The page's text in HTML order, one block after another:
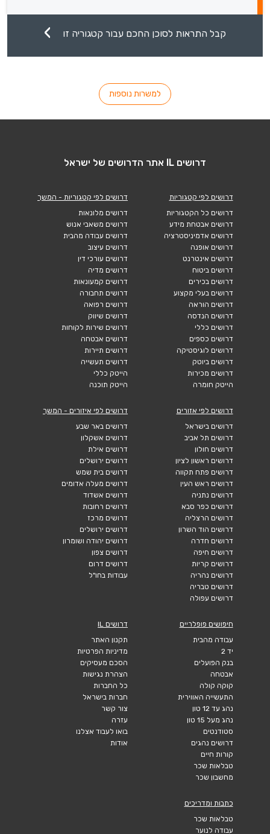
קבל התראות לסוכן החכם עבור קטגוריה זו
למשרות נוספות
דרושים IL אתר הדרושים של ישראל
דרושים לפי קטגוריות
דרושים כל הקטגוריות
דרושים אבטחת מידע
דרושים אדמיניסטרציה
דרושים אופנה
דרושים אינטרנט
דרושים ביטוח
דרושים בכירים
דרושים בעלי מקצוע
דרושים הוראה
דרושים הנדסה
דרושים כללי
דרושים כספים
דרושים לוגיסטיקה
דרושים ביוטק
דרושים מכירות
הייטק חומרה
דרושים לפי קטגוריות - המשך
דרושים מלונאות
דרושים משאבי אנוש
דרושים עבודה מהבית
דרושים עיצוב
דרושים עורכי דין
דרושים מדיה
דרושים קמעונאות
דרושים תחבורה
דרושים רפואה
דרושים שיווק
דרושים שירות לקוחות
דרושים אבטחה
דרושים תיירות
דרושים תעשייה
הייטק כללי
הייטק תוכנה
דרושים לפי אזורים
דרושים בישראל
דרושים תל אביב
דרושים חולון
דרושים ראשון לציון
דרושים פתח תקווה
דרושים ראש העין
דרושים נתניה
דרושים כפר סבא
דרושים הרצליה
דרושים הוד השרון
דרושים חדרה
דרושים חיפה
דרושים קריות
דרושים נהריה
דרושים טבריה
דרושים עפולה
דרושים לפי איזורים - המשך
דרושים באר שבע
דרושים אשקלון
דרושים אילת
דרושים ירושלים
דרושים בית שמש
דרושים מעלה אדומים
דרושים אשדוד
דרושים רחובות
דרושים מרכז
דרושים ירושלים
דרושים יהודה ושומרון
דרושים צפון
דרושים דרום
עבודות בחו"ל
חיפושים פופלריים
עבודה מהבית
יד 2
בנק הפועלים
אבטחה
קוקה קולה
התעשייה האווירית
נהג עד 12 טון
נהג מעל 15 טון
סטודנטים
דרושים נהגים
קורות חיים
טבלאות שכר
מחשבון שכר
דרושים IL
תקנון האתר
מדיניות הפרטיות
הסכם מעסיקים
הצהרת נגישות
כל החברות
חברות בישראל
צור קשר
עזרה
בואו לעבוד אצלנו
אודות
כתבות ומדריכים
טבלאות שכר
עבודה לנוער